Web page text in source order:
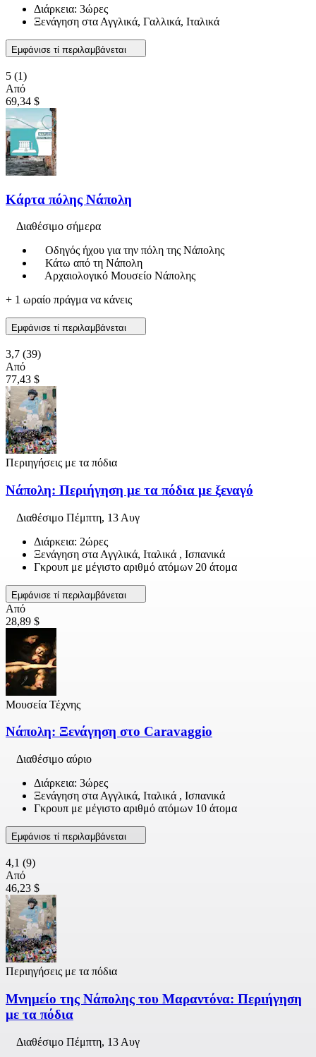
Διάρκεια: 3ώρες
Ξενάγηση στα Αγγλικά, Γαλλικά, Ιταλικά
Εμφάνισε τί περιλαμβάνεται
5 (1)
Από
69,34 $
Κάρτα πόλης Νάπολη
Διαθέσιμο σήμερα
Οδηγός ήχου για την πόλη της Νάπολης
Κάτω από τη Νάπολη
Αρχαιολογικό Μουσείο Νάπολης
+ 1 ωραίο πράγμα να κάνεις
Εμφάνισε τί περιλαμβάνεται
3,7 (39)
Από
77,43 $
Περιηγήσεις με τα πόδια
Νάπολη: Περιήγηση με τα πόδια με ξεναγό
Διαθέσιμο Πέμπτη, 13 Αυγ
Διάρκεια: 2ώρες
Ξενάγηση στα Αγγλικά, Ιταλικά , Ισπανικά
Γκρουπ με μέγιστο αριθμό ατόμων 20 άτομα
Εμφάνισε τί περιλαμβάνεται
Από
28,89 $
Μουσεία Τέχνης
Νάπολη: Ξενάγηση στο Caravaggio
Διαθέσιμο αύριο
Διάρκεια: 3ώρες
Ξενάγηση στα Αγγλικά, Ιταλικά , Ισπανικά
Γκρουπ με μέγιστο αριθμό ατόμων 10 άτομα
Εμφάνισε τί περιλαμβάνεται
4,1 (9)
Από
46,23 $
Περιηγήσεις με τα πόδια
Μνημείο της Νάπολης του Μαραντόνα: Περιήγηση
με τα πόδια
Διαθέσιμο Πέμπτη, 13 Αυγ